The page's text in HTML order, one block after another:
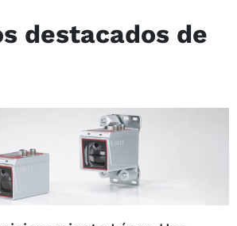
destacados de